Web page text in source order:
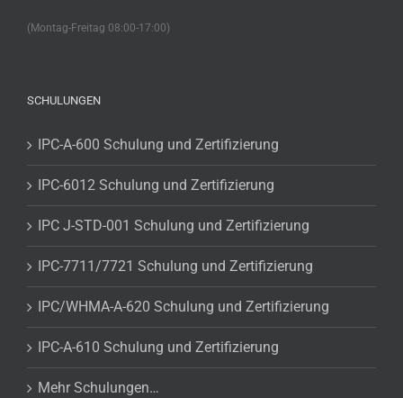
(Montag-Freitag 08:00-17:00)
SCHULUNGEN
IPC-A-600 Schulung und Zertifizierung
IPC-6012 Schulung und Zertifizierung
IPC J-STD-001 Schulung und Zertifizierung
IPC-7711/7721 Schulung und Zertifizierung
IPC/WHMA-A-620 Schulung und Zertifizierung
IPC-A-610 Schulung und Zertifizierung
Mehr Schulungen…